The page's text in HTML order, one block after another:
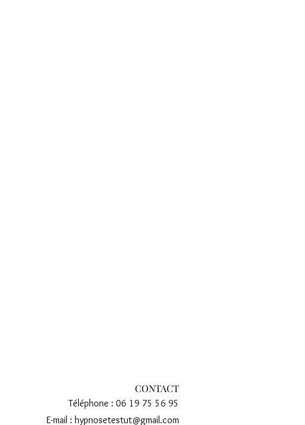
CONTACT
Téléphone : 06 19 75 56 95
E-mail : hypnosetestut@gmail.com